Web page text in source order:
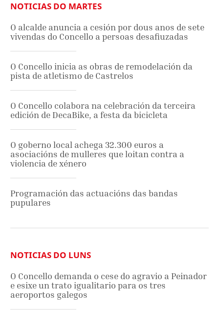
NOTICIAS DO MARTES
O alcalde anuncia a cesión por dous anos de sete
vivendas do Concello a persoas desafiuzadas
O Concello inicia as obras de remodelación da
pista de atletismo de Castrelos
O Concello colabora na celebración da terceira
edición de DecaBike, a festa da bicicleta
O goberno local achega 32.300 euros a
asociacións de mulleres que loitan contra a
violencia de xénero
Programación das actuacións das bandas
pupulares
NOTICIAS DO LUNS
O Concello demanda o cese do agravio a Peinador
e esixe un trato igualitario para os tres
aeroportos galegos